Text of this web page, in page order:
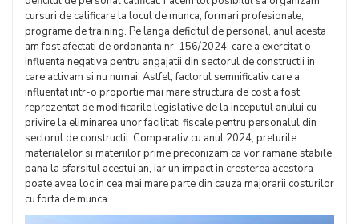
cursuri de calificare la locul de munca, formari profesionale,
programe de training. Pe langa deficitul de personal, anul acesta
am fost afectati de ordonanta nr. 156/2024, care a exercitat o
influenta negativa pentru angajatii din sectorul de constructii in
care activam si nu numai. Astfel, factorul semnificativ care a
influentat intr-o proportie mai mare structura de cost a fost
reprezentat de modificarile legislative de la inceputul anului cu
privire la eliminarea unor facilitati fiscale pentru personalul din
sectorul de constructii. Comparativ cu anul 2024, preturile
materialelor si materiilor prime preconizam ca vor ramane stabile
pana la sfarsitul acestui an, iar un impact in cresterea acestora
poate avea loc in cea mai mare parte din cauza majorarii costurilor
cu forta de munca.